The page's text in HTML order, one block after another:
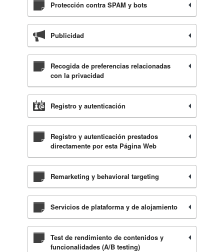
Protección contra SPAM y bots
Publicidad
Recogida de preferencias relacionadas
con la privacidad
Registro y autenticación
Registro y autenticación prestados
directamente por esta Página Web
Remarketing y behavioral targeting
Servicios de plataforma y de alojamiento
Test de rendimiento de contenidos y
funcionalidades (A/B testing)